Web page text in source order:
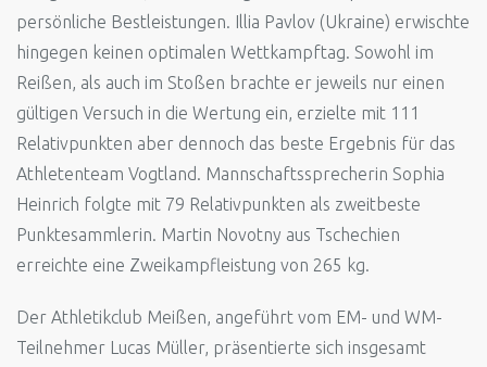
persönliche Bestleistungen. Illia Pavlov (Ukraine) erwischte
hingegen keinen optimalen Wettkampftag. Sowohl im
Reißen, als auch im Stoßen brachte er jeweils nur einen
gültigen Versuch in die Wertung ein, erzielte mit 111
Relativpunkten aber dennoch das beste Ergebnis für das
Athletenteam Vogtland. Mannschaftssprecherin Sophia
Heinrich folgte mit 79 Relativpunkten als zweitbeste
Punktesammlerin. Martin Novotny aus Tschechien
erreichte eine Zweikampfleistung von 265 kg.
Der Athletikclub Meißen, angeführt vom EM- und WM-
Teilnehmer Lucas Müller, präsentierte sich insgesamt